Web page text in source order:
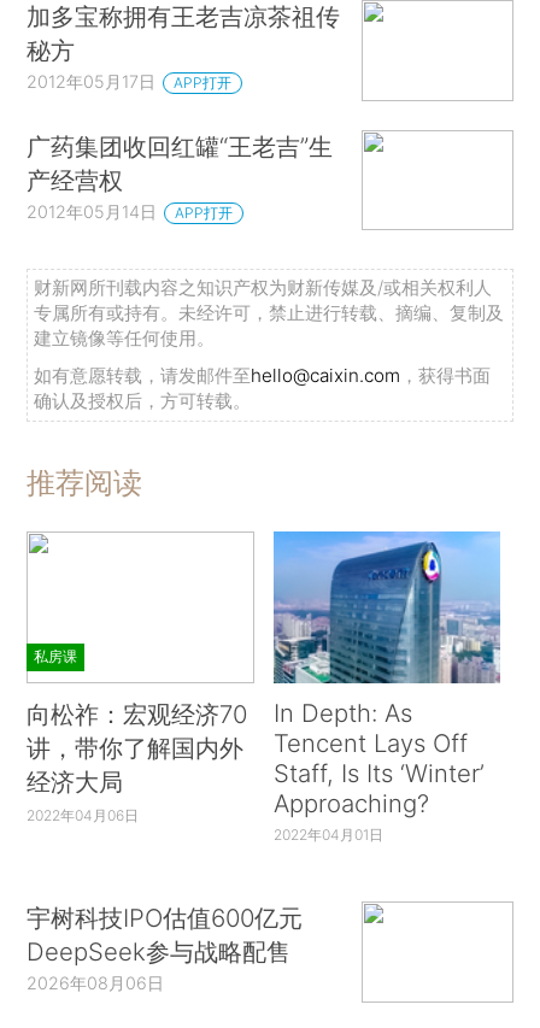
加多宝称拥有王老吉凉茶祖传
秘方
2012年05月17日 APP打开
广药集团收回红罐“王老吉”生
产经营权
2012年05月14日 APP打开
财新网所刊载内容之知识产权为财新传媒及/或相关权利人
专属所有或持有。未经许可，禁止进行转载、摘编、复制及
建立镜像等任何使用。
如有意愿转载，请发邮件至hello@caixin.com ，获得书面
确认及授权后，方可转载。
推荐阅读
私房课
向松祚：宏观经济70
讲，带你了解国内外
经济大局
2022年04月06日
In Depth: As
Tencent Lays Off
Staff, Is Its ‘Winter’
Approaching?
2022年04月01日
宇树科技IPO估值600亿元
DeepSeek参与战略配售
2026年08月06日